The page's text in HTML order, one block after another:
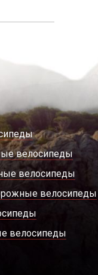
велосипеды
велосипеды
велосипеды
велосипеды